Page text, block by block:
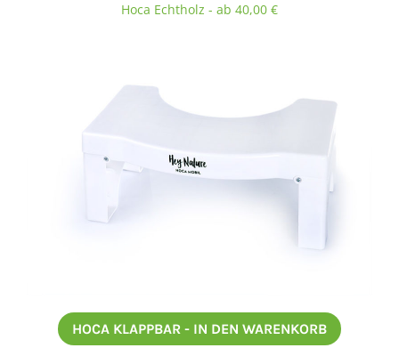
Hoca Echtholz - ab 40,00 €
HOCA KLAPPBAR - IN DEN WARENKORB